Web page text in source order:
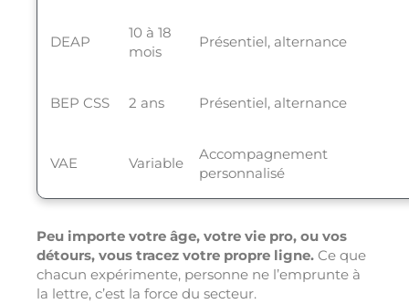
DEAP
10 à 18
mois
Présentiel, alternance
BEP CSS 2 ans Présentiel, alternance
VAE Variable
Accompagnement
personnalisé
Peu importe votre âge, votre vie pro, ou vos
détours, vous tracez votre propre ligne. Ce que
chacun expérimente, personne ne l’emprunte à
la lettre, c’est la force du secteur.